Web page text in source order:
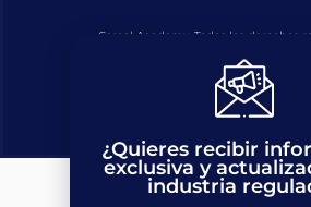
c
e
b
I
n
s
t
a
o
u
t
u
Cercal Academy. Todos los derechos
¿Quieres recibir
exclusiva y
industria